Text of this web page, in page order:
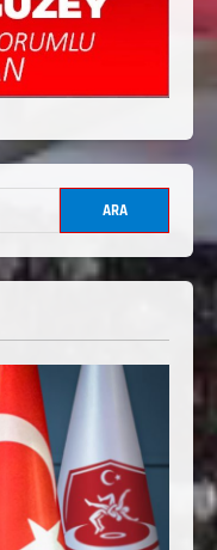
Uygulama
Uygulama
2026 YILI